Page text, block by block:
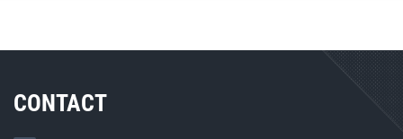
CONTACT